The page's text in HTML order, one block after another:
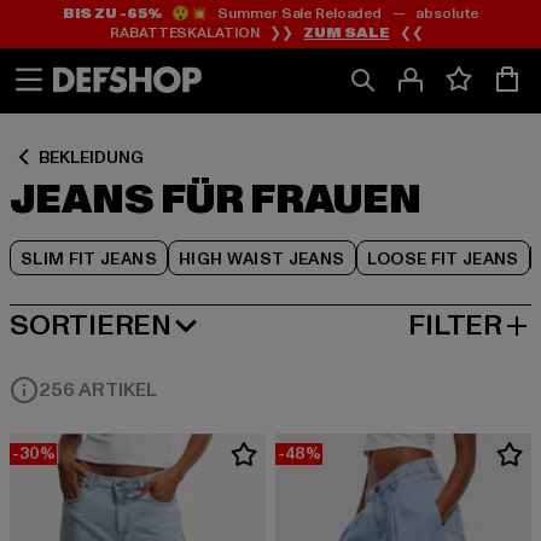
Zum
Inhalt
springen
Zum
Fußzeile
springen
BIS ZU -65%😲💥 Summer Sale Reloaded — absolute
RABATTESKALATION ❯❯ ZUM SALE ❮❮
BEKLEIDUNG
JEANS FÜR FRAUEN
SLIM FIT JEANS HIGH WAIST JEANS LOOSE FIT JEANS
Zum
Produktraster
springen
SORTIEREN
BELIEBTESTE FILTER
256 ARTIKEL
-30% -48%